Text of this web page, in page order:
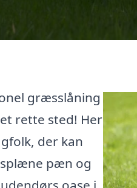
græsslåning
rette sted! Her
der kan
pæn og